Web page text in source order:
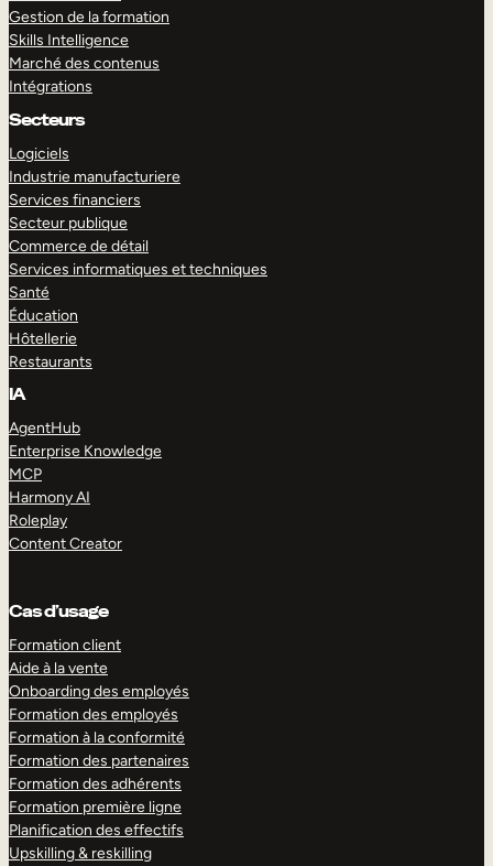
Gestion de la formation
Skills Intelligence
Marché des contenus
Intégrations
Secteurs
Logiciels
Industrie manufacturiere
Services financiers
Secteur publique
Commerce de détail
Services informatiques et techniques
Santé
Éducation
Hôtellerie
Restaurants
IA
AgentHub
Enterprise Knowledge
MCP
Harmony AI
Roleplay
Content Creator
Cas d’usage
Formation client
Aide à la vente
Onboarding des employés
Formation des employés
Formation à la conformité
Formation des partenaires
Formation des adhérents
Formation première ligne
Planification des effectifs
Upskilling & reskilling